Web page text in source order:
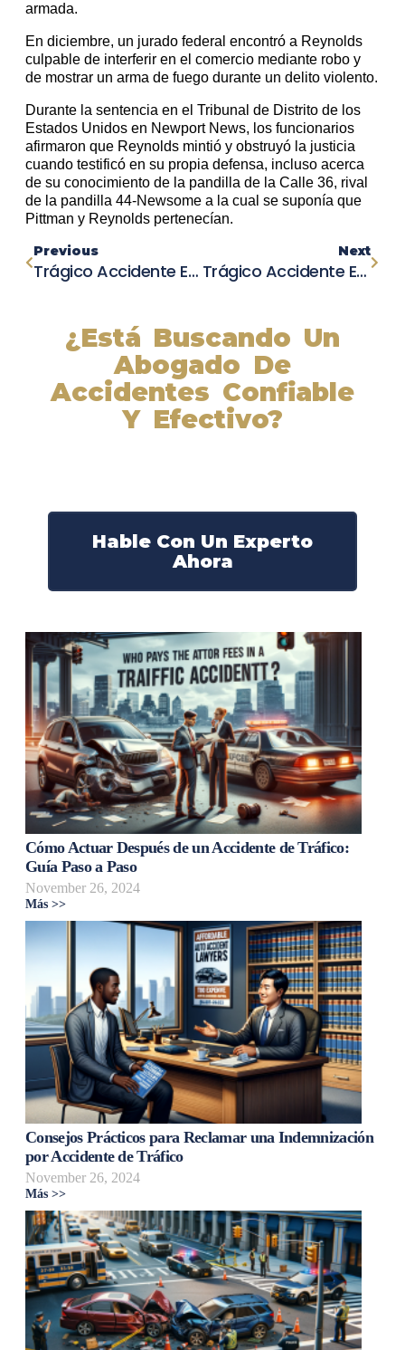
armada.
En diciembre, un jurado federal encontró a Reynolds
culpable de interferir en el comercio mediante robo y
de mostrar un arma de fuego durante un delito violento.
Durante la sentencia en el Tribunal de Distrito de los
Estados Unidos en Newport News, los funcionarios
afirmaron que Reynolds mintió y obstruyó la justicia
cuando testificó en su propia defensa, incluso acerca
de su conocimiento de la pandilla de la Calle 36, rival
de la pandilla 44-Newsome a la cual se suponía que
Pittman y Reynolds pertenecían.
Previous
Trágico Accidente En Dublin: Dos Hombres Mueren Luego De Que Su Auto Se Incendia Y Se Parte En Dos
Next
Trágico Accidente En Contra Costa County: Una Persona Muerta Y Tres Heridas
¿Está Buscando Un
Abogado De
Accidentes Confiable
Y Efectivo?
Hable Con Un Experto
Ahora
Cómo Actuar Después de un Accidente de Tráfico:
Guía Paso a Paso
November 26, 2024
Más >>
Consejos Prácticos para Reclamar una Indemnización
por Accidente de Tráfico
November 26, 2024
Más >>